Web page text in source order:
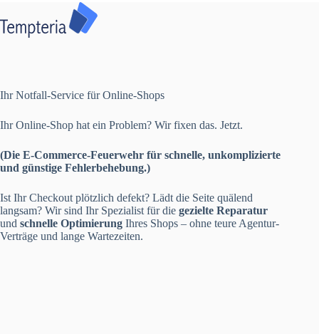
Ihr Notfall-Service für Online-Shops
Ihr Online-Shop hat ein Problem? Wir fixen das. Jetzt.
(Die E-Commerce-Feuerwehr für schnelle, unkomplizierte
und günstige Fehlerbehebung.)
Ist Ihr Checkout plötzlich defekt? Lädt die Seite quälend
langsam? Wir sind Ihr Spezialist für die gezielte Reparatur
und schnelle Optimierung Ihres Shops – ohne teure Agentur-
Verträge und lange Wartezeiten.